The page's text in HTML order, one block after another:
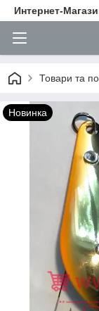
Интернет-
Товари та
Новинка